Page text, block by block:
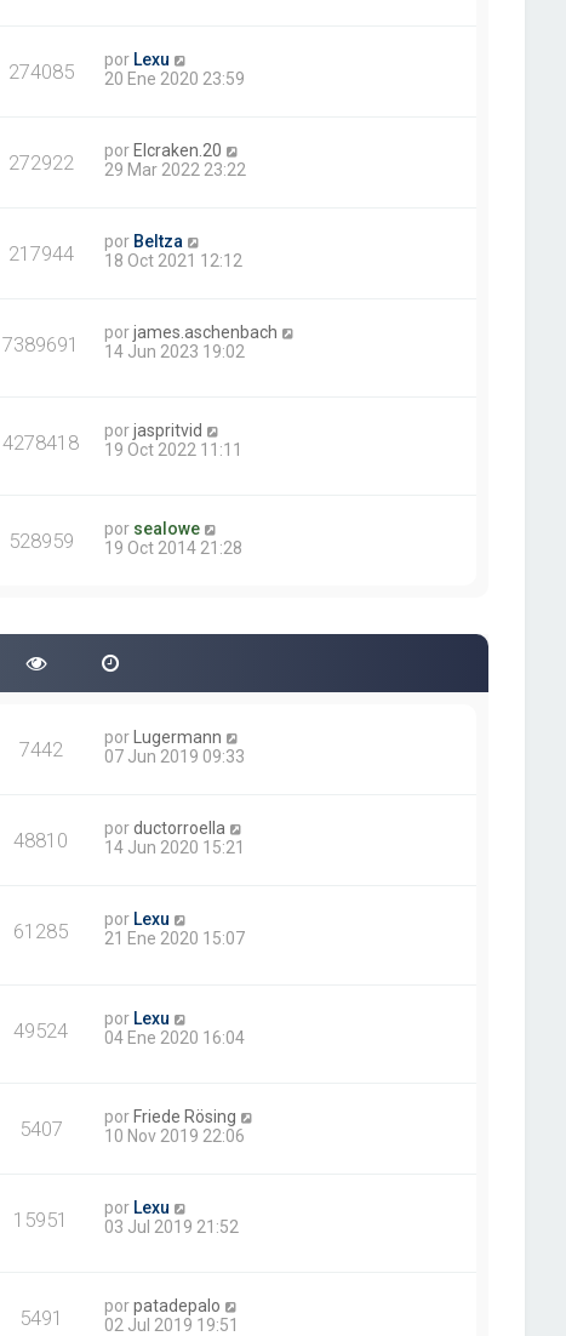
274085 por Lexu
20 Ene 2020 23:59
272922 por Elcraken.20
29 Mar 2022 23:22
217944 por Beltza
18 Oct 2021 12:12
7389691 porjames.aschenbach
14 Jun 2023 19:02
4278418 porjaspritvid
19 Oct 2022 11:11
528959 por sealowe
19 Oct 2014 21:28
7442 por Lugermann
07 Jun 2019 09:33
48810 porductorroella
14 Jun 2020 15:21
61285 por Lexu
21 Ene 2020 15:07
49524 por Lexu
04 Ene 2020 16:04
5407 por Friede Rösing
10 Nov 2019 22:06
15951 por Lexu
03 Jul 2019 21:52
5491 porpatadepalo
02 Jul 2019 19:51